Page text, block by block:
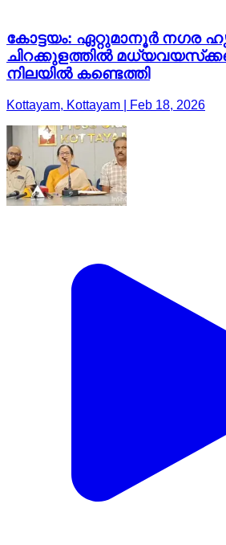
കോട്ടയം: ഏറ്റുമാനൂര്‍ നഗര
ചിറക്കുളത്തില്‍
നിലയില്‍ കണ്ടെത്തി
Kottayam, Kottayam | Feb 18, 2026